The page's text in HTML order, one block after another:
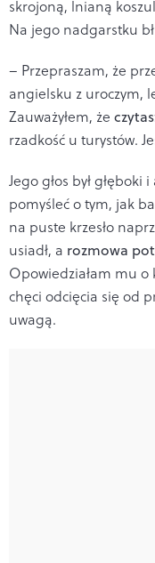
skrojoną, lnianą
Na jego nadgarstku
– Przepraszam, że
angielsku z uroczym,
Zauważyłem, że
rzadkość u turystów.
Jego głos był głęboki
pomyśleć o tym, jak
na puste krzesło
usiadł, a rozmowa
Opowiedziałam mu o
chęci odcięcia się od
uwagą.